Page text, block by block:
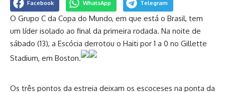
Facebook WhatsApp Telegram
O Grupo C da Copa do Mundo, em que está o Brasil, tem
um líder isolado ao final da primeira rodada. Na noite de
sábado (13), a Escócia derrotou o Haiti por 1 a 0 no Gillette
Stadium, em Boston.
Os três pontos da estreia deixam os escoceses na ponta da